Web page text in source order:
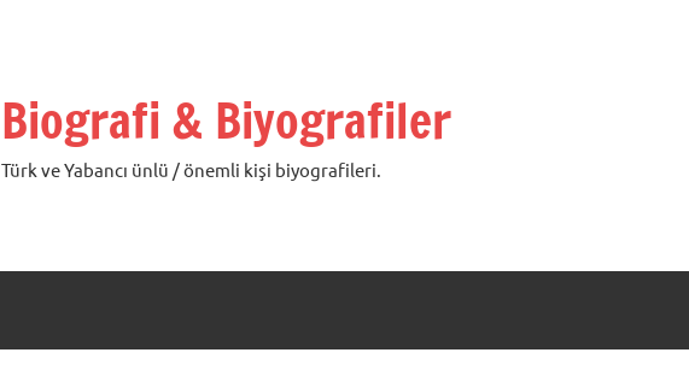
Biografi & Biyografiler
Türk ve Yabancı ünlü / önemli kişi biyografileri.